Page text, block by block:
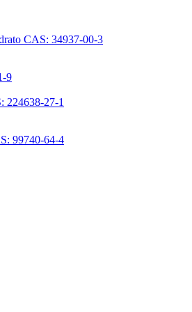
CAS: 34937-00-3
9
224638-27-1
99740-64-4